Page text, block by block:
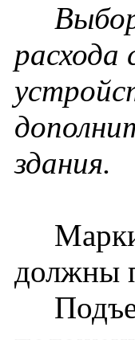
расхода
здания.
должны